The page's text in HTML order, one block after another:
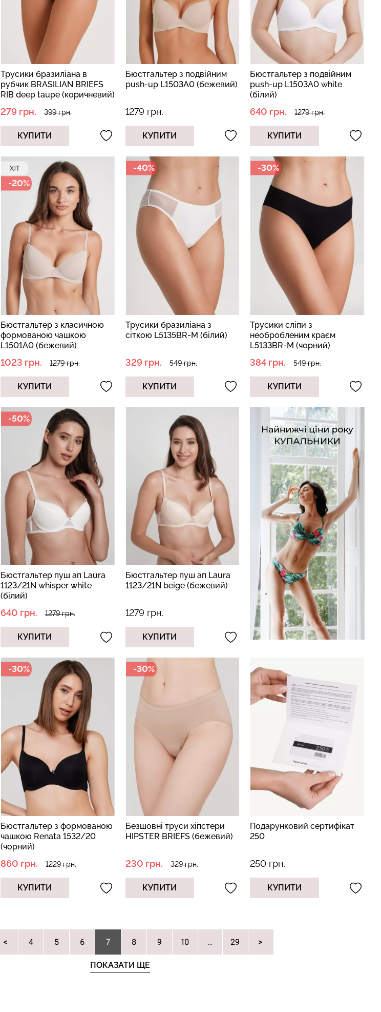
Трусики бразиліана в
рубчик BRASILIAN BRIEFS
RIB deep taupe (коричневий)
279 грн. 399 грн.
КУПИТИ
Бюстгальтер з подвійним
push-up L1503A0 (бежевий)
1279 грн.
КУПИТИ
Бюстгальтер з подвійним
push-up L1503A0 white
(білий)
640 грн. 1279 грн.
КУПИТИ
-20%
Бюстгальтер з класичною
формованою чашкою
L1501A0 (бежевий)
1023 грн. 1279 грн.
КУПИТИ
-40%
Трусики бразиліана з
сіткою L5135BR-M (білий)
329 грн. 549 грн.
КУПИТИ
-30%
Трусики сліпи з
необробленим краєм
L5133BR-M (чорний)
384 грн. 549 грн.
КУПИТИ
-50%
Бюстгальтер пуш ап Laura
1123/21N whisper white
(білий)
640 грн. 1279 грн.
КУПИТИ
Бюстгальтер пуш ап Laura
1123/21N beige (бежевий)
1279 грн.
КУПИТИ
-30%
Бюстгальтер з формованою
чашкою Renata 1532/20
(чорний)
860 грн. 1229 грн.
КУПИТИ
-30%
Безшовні труси хіпстери
HIPSTER BRIEFS (бежевий)
230 грн. 329 грн.
КУПИТИ
Подарунковий сертифікат
250
250 грн.
КУПИТИ
ПОКАЗАТИ ЩЕ
4 5 6 7 8 9 10 ... 29